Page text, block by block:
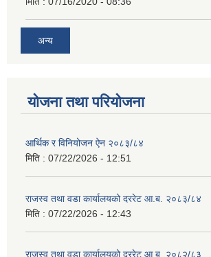
अन्य
योजना तथा परियोजना
आर्थिक र विनियोजन ऐन २०८३/८४
मिति : 07/22/2026 - 12:51
राजस्व तथा वडा कार्यालयको दररेट आ.ब. २०८३/८४
मिति : 07/22/2026 - 12:43
राजस्व तथा वडा कार्यालयको दररेट आ.ब. २०८२/८३